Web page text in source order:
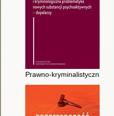
Prawno-kryminalistyczna i